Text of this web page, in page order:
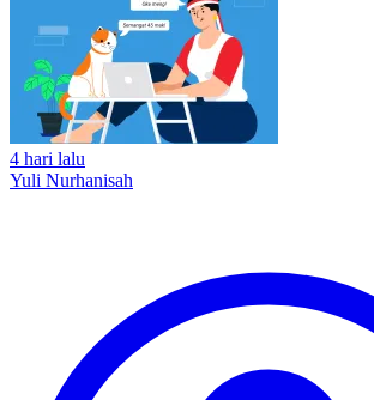
4 hari lalu
Yuli Nurhanisah